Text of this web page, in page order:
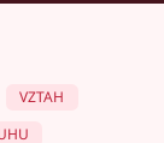
VZTAH